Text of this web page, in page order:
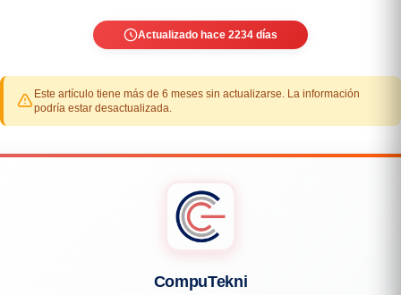
Actualizado hace 2234 días
Este artículo tiene más de 6 meses sin actualizarse. La información
podría estar desactualizada.
CompuTekni